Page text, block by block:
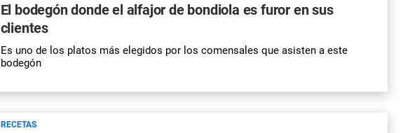
El bodegón donde el alfajor de bondiola es furor en sus
clientes
Es uno de los platos más elegidos por los comensales que asisten a este
bodegón
RECETAS